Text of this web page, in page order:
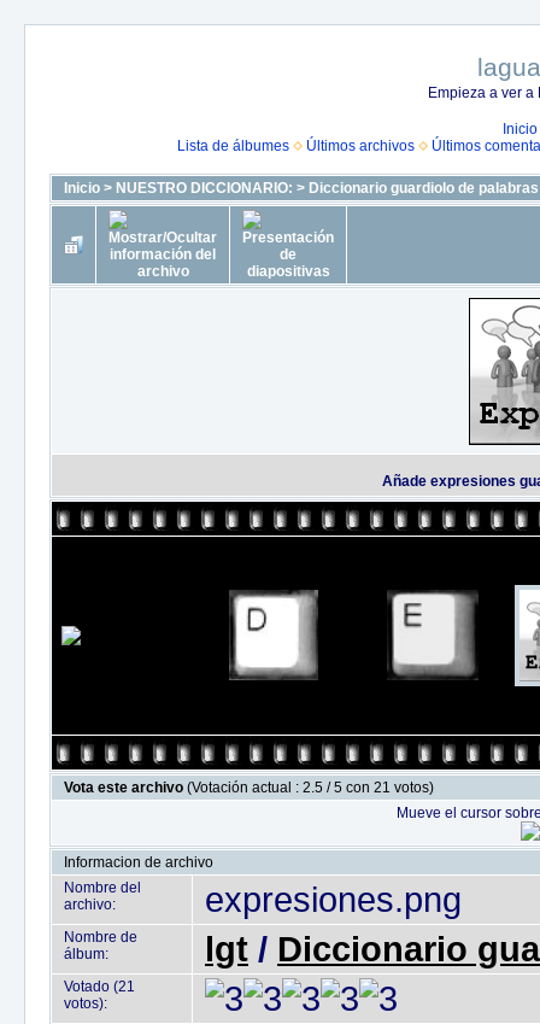
Empieza a ver
Inicio
Lista de álbumes
Últimos archivos Últimos
Inicio > NUESTRO DICCIONARIO: > Diccionario guardiolo de
Añade expresiones
Vota este archivo (Votación actual : 2.5 / 5 con 21 votos)
Mueve el cursor
Informacion de archivo
Nombre del
archivo:
expresiones.png
Nombre de
álbum:
lgt / Diccionario
Votado (21
votos):